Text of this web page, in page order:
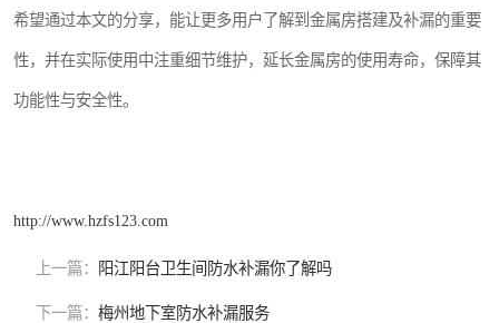
希望通过本文的分享，能让更多用户了解到金属房搭建及补漏的重要
性，并在实际使用中注重细节维护，延长金属房的使用寿命，保障其
功能性与安全性。
http://www.hzfs123.com
上一篇： 阳江阳台卫生间防水补漏你了解吗
下一篇： 梅州地下室防水补漏服务